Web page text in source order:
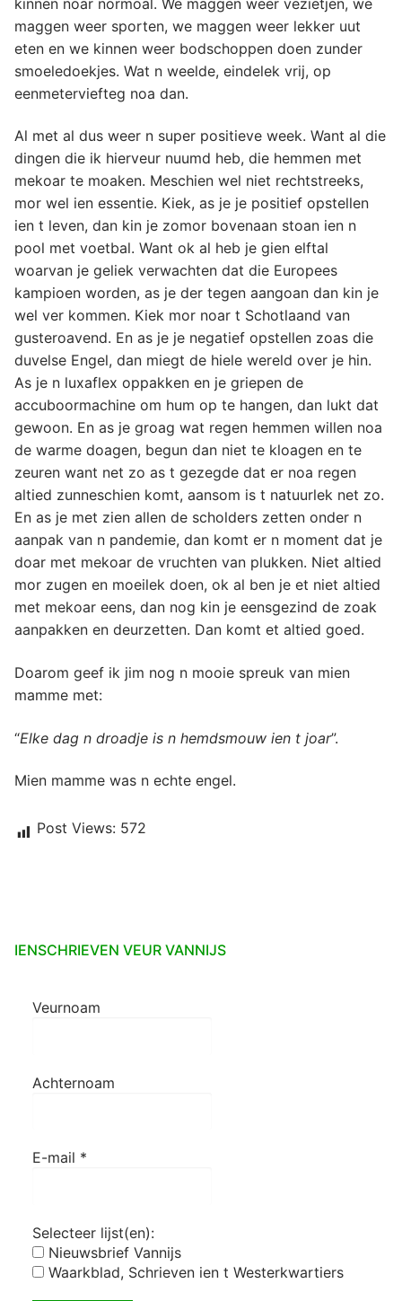
maggen weer sporten, we maggen weer lekker uut
eten en we kinnen weer bodschoppen doen zunder
smoeledoekjes. Wat n weelde, eindelek vrij, op
eenmeterviefteg noa dan.
Al met al dus weer n super positieve week. Want al die
dingen die ik hierveur nuumd heb, die hemmen met
mekoar te moaken. Meschien wel niet rechtstreeks,
mor wel ien essentie. Kiek, as je je positief opstellen
ien t leven, dan kin je zomor bovenaan stoan ien n
pool met voetbal. Want ok al heb je gien elftal
woarvan je geliek verwachten dat die Europees
kampioen worden, as je der tegen aangoan dan kin je
wel ver kommen. Kiek mor noar t Schotlaand van
gusteroavend. En as je je negatief opstellen zoas die
duvelse Engel, dan miegt de hiele wereld over je hin.
As je n luxaflex oppakken en je griepen de
accuboormachine om hum op te hangen, dan lukt dat
gewoon. En as je groag wat regen hemmen willen noa
de warme doagen, begun dan niet te kloagen en te
zeuren want net zo as t gezegde dat er noa regen
altied zunneschien komt, aansom is t natuurlek net zo.
En as je met zien allen de scholders zetten onder n
aanpak van n pandemie, dan komt er n moment dat je
doar met mekoar de vruchten van plukken. Niet altied
mor zugen en moeilek doen, ok al ben je et niet altied
met mekoar eens, dan nog kin je eensgezind de zoak
aanpakken en deurzetten. Dan komt et altied goed.
Doarom geef ik jim nog n mooie spreuk van mien
mamme met:
“Elke dag n droadje is n hemdsmouw ien t joar”.
Mien mamme was n echte engel.
Post Views: 572
IENSCHRIEVEN VEUR VANNIJS
Veurnoam
Achternoam
E-mail *
Selecteer lijst(en):
Nieuwsbrief Vannijs
Waarkblad, Schrieven ien t Westerkwartiers